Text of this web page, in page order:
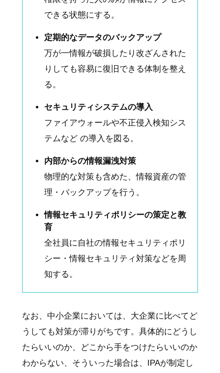
できる状態にする。
定期的なデータのバックアップ
万が一情報が破損したり改ざんされた
りしても容易に復旧できる体制を整え
る。
セキュリティシステムの導入
ファイアウォールや不正侵入検知シス
テムなど の導入を図る。
内部からの情報漏洩対策
物理的な対策も含めた、情報資産の管
理・バックアップを行う。
情報セキュリティポリシーの策定と教
育
全社員に自社の情報セキュリティポリ
シー・情報セキュリティ対策などを周
知する。
なお、中小企業においては、大企業に比べてど
うしても対策が滞りがちです。具体的にどうし
たらいいのか、どこから手をつけたらいいのか
わからない、そういった場合は、IPAが制定し